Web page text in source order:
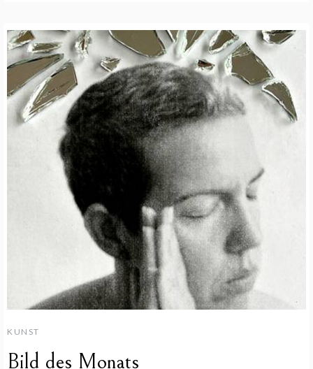
KUNST
Bild des Monats